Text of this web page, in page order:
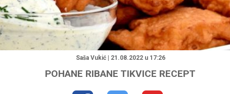
"
Saša Vukić | 21.08.2022 u 17:26
POHANE RIBANE TIKVICE RECEPT